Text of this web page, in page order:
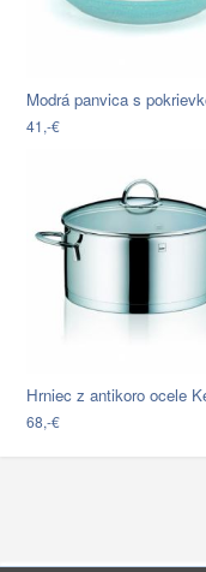
41,-€
68,-€